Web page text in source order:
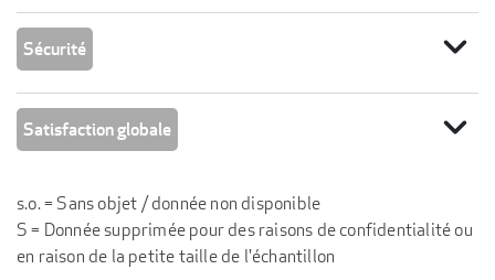
Sécurité expand_more
Satisfaction globale expand_more
s.o. = Sans objet / donnée non disponible
S = Donnée supprimée pour des raisons de confidentialité ou
en raison de la petite taille de l'échantillon